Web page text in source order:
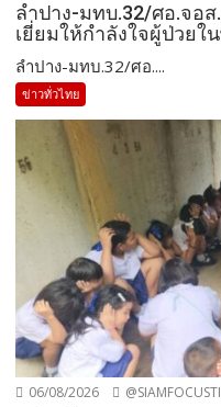
ลำปาง-มทบ.32/ศอ.จอ
เยี่ยมให้กำลังใจผู้ป่วยใ
ลำปาง-มทบ.32/ศอ....
ข่าวทั่วไทย
06/08/2026